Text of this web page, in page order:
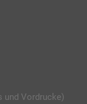
und Vordrucke)